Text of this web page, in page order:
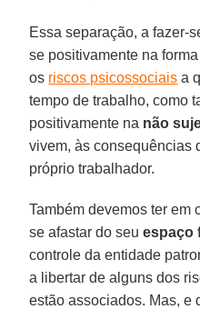
Essa separação, a fazer-
se positivamente na
os riscos psicossociais a
tempo de trabalho, como
positivamente na não
vivem, às consequências
próprio trabalhador.
Também devemos ter em
se afastar do seuespaço
controle da entidade
a libertar de alguns dos
estão associados. Mas, e